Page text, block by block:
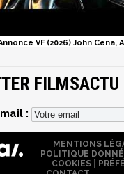
VF (2026) John Cena,
FILMSACTU
:
MENTIONS
POLITIQUE
COOKIES